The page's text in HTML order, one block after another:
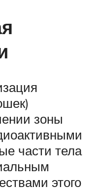
зоны
части тела
этого